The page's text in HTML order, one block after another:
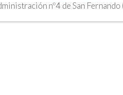
nº4 de San Fernando